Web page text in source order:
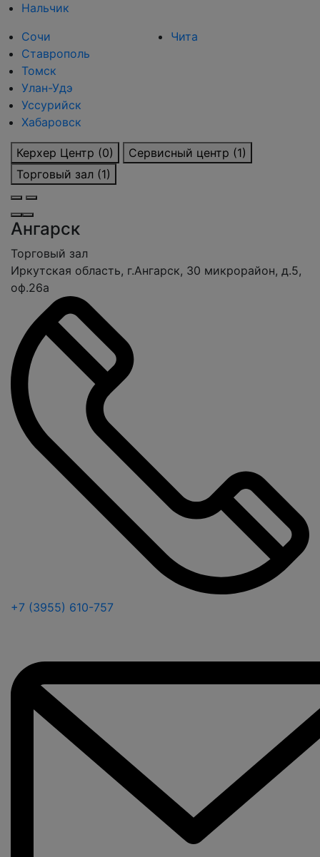
Нальчик
Сочи
Ставрополь
Томск
Улан-Удэ
Уссурийск
Хабаровск
Чита
Керхер Центр (0)
Сервисный центр (1)
Торговый зал (1)
Ангарск
Торговый зал
Иркутская область, г.Ангарск, 30 микрорайон, д.5,
оф.26а
+7 (3955) 610-757